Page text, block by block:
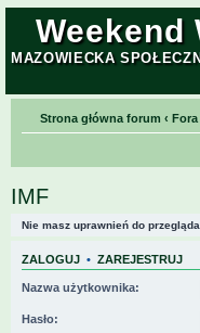
Weekend
MAZOWIECKA
Strona główna forum ‹
IMF
Nie masz uprawnień do
ZALOGUJ • ZAREJESTRUJ
Nazwa użytkownika:
Hasło: